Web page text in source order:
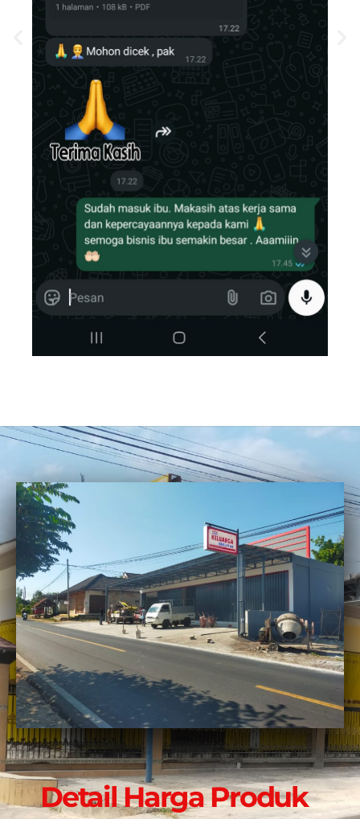
Detail Harga Produk